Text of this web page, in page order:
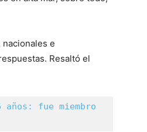
e
Resaltó el
años: fue miembro